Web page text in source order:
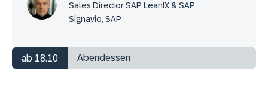
Sales Director SAP LeanIX & SAP
Signavio, SAP
ab 18.10 Abendessen